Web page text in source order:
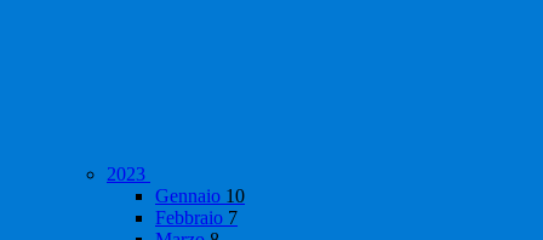
2023
Gennaio 10
Febbraio 7